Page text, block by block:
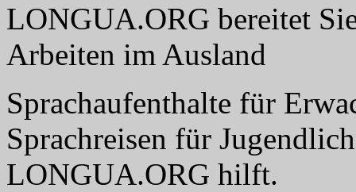
LONGUA.ORG bereitet
Arbeiten im Ausland
Sprachaufenthalte für
Sprachreisen für
LONGUA.ORG hilft.